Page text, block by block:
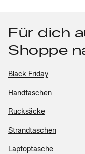
Für dich
Shoppe
Black Friday
Handtaschen
Rucksäcke
Strandtaschen
Laptoptasche